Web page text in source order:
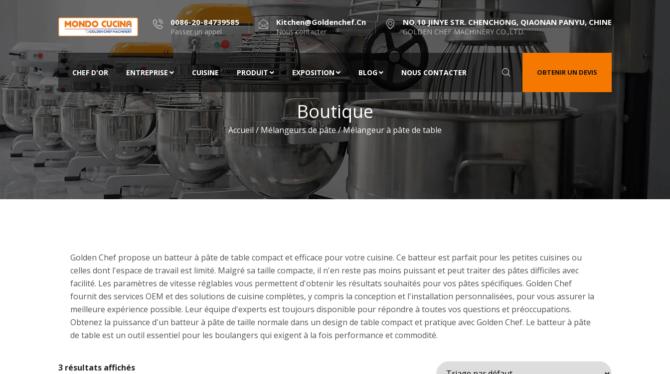
0086-20-84739585
Passer un appel
Kitchen@goldenchef.cn
Nous contacter
NO.10 JINYE STR. CHENCHONG, QIAONAN PANYU, CHINE
GOLDEN CHEF MACHINERY CO.,LTD.
CHEF D'OR ENTREPRISE CUISINE PRODUIT EXPOSITION BLOG NOUS CONTACTER OBTENIR UN DEVIS
Boutique
Accueil/ Mélangeurs de pâte/ Mélangeur à pâte de table
Golden Chef propose un batteur à pâte de table compact et efficace pour votre cuisine. Ce batteur est parfait pour les petites cuisines ou
celles dont l'espace de travail est limité. Malgré sa taille compacte, il n'en reste pas moins puissant et peut traiter des pâtes difficiles avec
facilité. Les paramètres de vitesse réglables vous permettent d'obtenir les résultats souhaités pour vos pâtes spécifiques. Golden Chef
fournit des services OEM et des solutions de cuisine complètes, y compris la conception et l'installation personnalisées, pour vous assurer la
meilleure expérience possible. Leur équipe d'experts est toujours disponible pour répondre à toutes vos questions et préoccupations.
Obtenez la puissance d'un batteur à pâte de taille normale dans un design de table compact et pratique avec Golden Chef. Le batteur à pâte
de table est un outil essentiel pour les boulangers qui exigent à la fois performance et commodité.
3 résultats affichés